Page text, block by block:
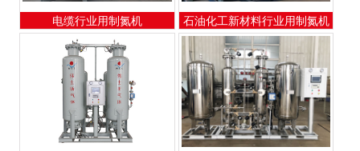
电子行业专用制氮机 医药行业用制氮机